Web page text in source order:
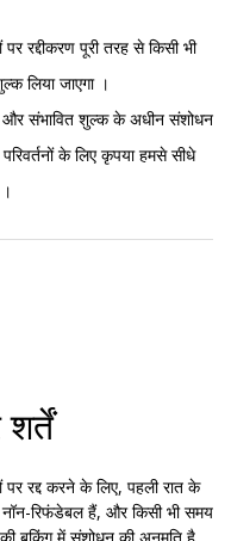
पर रद्दीकरण पूरी तरह से किसी भी
लिया जाएगा ।
और संभावित शुल्क के अधीन संशोधन
के लिए कृपया हमसे सीधे
रद्द करने के लिए, पहली रात के
नॉन-रिफंडेबल हैं, और किसी भी समय